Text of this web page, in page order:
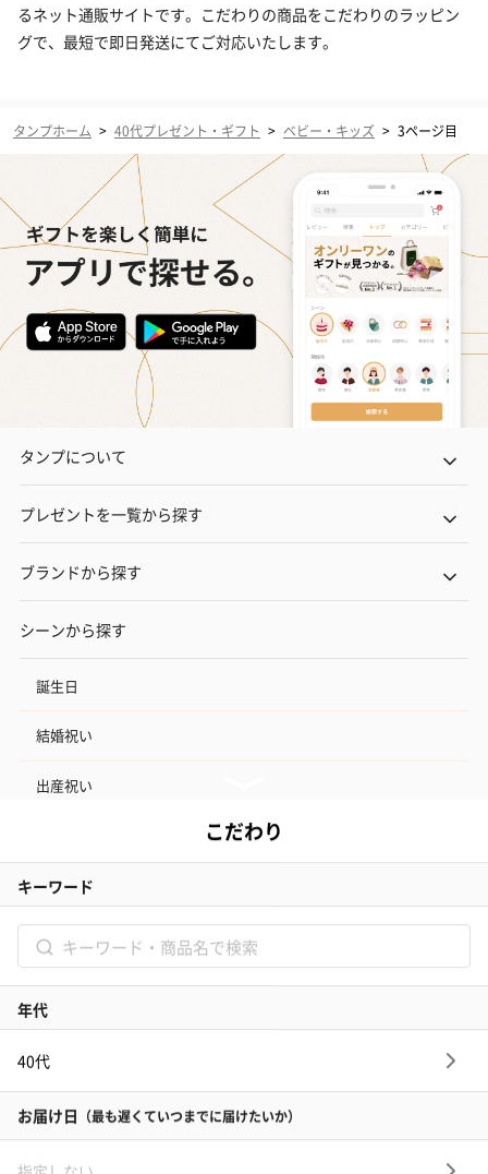
るネット通販サイトです。こだわりの商品をこだわりのラッピン
グで、最短で即日発送にてご対応いたします。
タンプホーム > 40代プレゼント・ギフト > ベビー・キッズ > 3ページ目
タンプについて
プレゼントを一覧から探す
ブランドから探す
シーンから探す
誕生日
結婚祝い
出産祝い
記念日
結婚記念日
お礼
結婚内祝い